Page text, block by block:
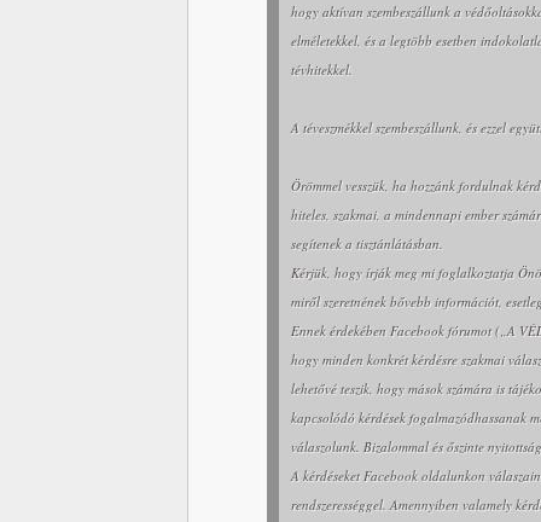
hogy aktívan szembeszállunk a
elméletekkel, és a legtöbb esetben
tévhitekkel.
A téveszmékkel szembeszállunk, és ezzel
Örömmel vesszük, ha hozzánk fordulnak
hiteles, szakmai, a mindennapi ember
segítenek a tisztánlátásban.
Kérjük, hogy írják meg mi foglalkoztatja
miről szeretnének bővebb információt,
Ennek érdekében Facebook fórumot („A
hogy minden konkrét kérdésre szakmai
lehetővé teszik, hogy mások számára is
kapcsolódó kérdések fogalmazódhassanak
válaszolunk. Bizalommal és őszinte
A kérdéseket Facebook oldalunkon
rendszerességgel. Amennyiben valamely